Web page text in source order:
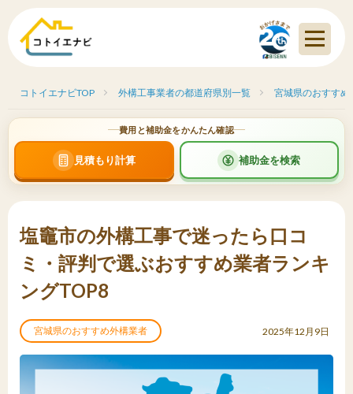
コトイエナビTOP 外構工事業者の都道府県別一覧 宮城県のおすす
費用と補助金をかんたん確認
見積もり計算 補助金を検索
塩竈市の外構工事で迷ったら口コ
ミ・評判で選ぶおすすめ業者ランキ
ングTOP8
宮城県のおすすめ外構業者 2025年12月9日